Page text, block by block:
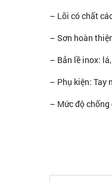
– Lõi có chất
– Sơn hoàn
– Bản lề inox:
– Phụ kiện: Tay
– Mức độ chống